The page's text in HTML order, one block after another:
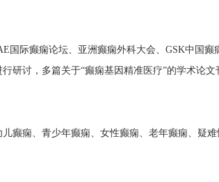
国际癫痫论坛、亚洲癫痫外科大会、GSK中国
研讨，多篇关于“癫痫基因精准医疗”的学术论文
癫痫、青少年癫痫、女性癫痫、老年癫痫、疑